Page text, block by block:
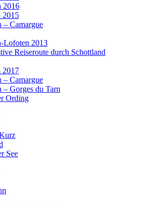
2016
2015
– Camargue
Lofoten 2013
Reiseroute durch Schottland
2017
– Camargue
– Gorges du Tarn
Ording
See